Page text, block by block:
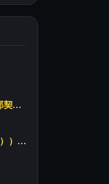
自动趋势+支撑+斐波那契+箱体
MACD XD（副图指标））修改版